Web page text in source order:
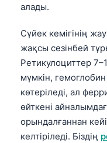
алады.
Сүйек кемігінің
жақсы сезінбей
Ретикулоциттер
мүмкін, гемоглобин
көтеріледі, ал
өйткені
орындалғаннан
келтіріледі. Біздің